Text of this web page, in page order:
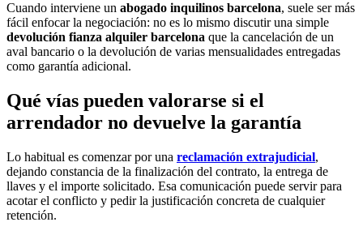
Cuando interviene un abogado inquilinos barcelona, suele ser más
fácil enfocar la negociación: no es lo mismo discutir una simple
devolución fianza alquiler barcelona que la cancelación de un
aval bancario o la devolución de varias mensualidades entregadas
como garantía adicional.
Qué vías pueden valorarse si el
arrendador no devuelve la garantía
Lo habitual es comenzar por una reclamación extrajudicial,
dejando constancia de la finalización del contrato, la entrega de
llaves y el importe solicitado. Esa comunicación puede servir para
acotar el conflicto y pedir la justificación concreta de cualquier
retención.